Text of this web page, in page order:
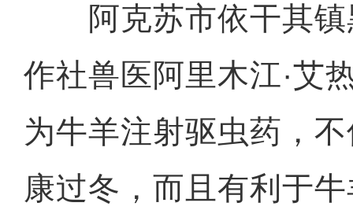
阿克苏市依干其镇
作社兽医阿里木江·艾
为牛羊注射驱虫药，
康过冬，而且有利于牛